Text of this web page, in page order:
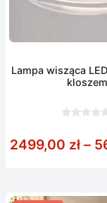
cen: od
Lampa wisząca
kloszem
5
2499,00 zł –